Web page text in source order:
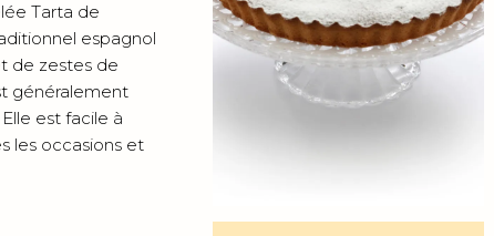
Tarta de
espagnol
de zestes de
généralement
est facile à
les occasions et